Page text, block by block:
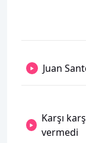
Juan
Karşı
vermedi